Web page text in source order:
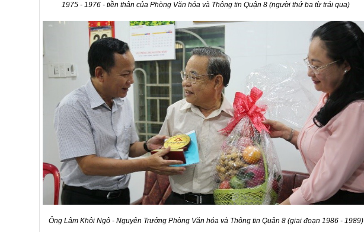
1975 - 1976 - tiền thân của Phòng Văn hóa và Thông tin Quận 8 (người thứ ba từ trái qua)
Ông Lâm Khôi Ngô - Nguyên Trưởng Phòng Văn hóa và Thông tin Quận 8 (giai đoạn 1986 - 1989)